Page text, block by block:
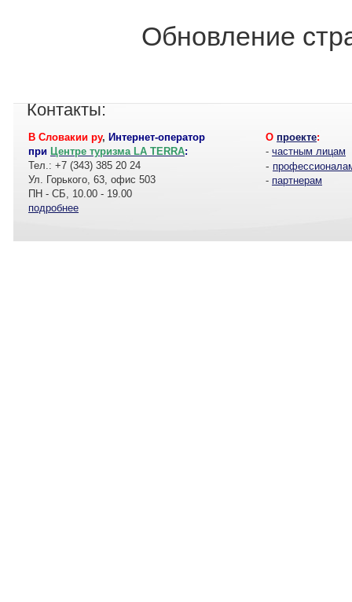
Обновление
Контакты:
В Словакии ру, Интернет-оператор
при Центре туризма LA TERRA:
Тел.: +7 (343) 385 20 24
Ул. Горького, 63, офис 503
ПН - СБ, 10.00 - 19.00
подробнее
О проекте:
- частным лицам
-
- партнерам